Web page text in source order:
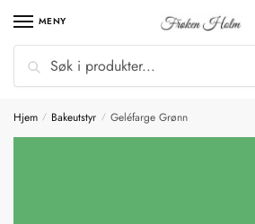
MENY
Søk
Hjem / Bakeutstyr / Geléfarge Grønn